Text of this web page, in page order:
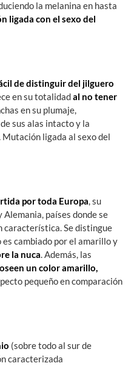
la melanina en hasta
ligada con el sexo del
de distinguir del jilguero
en su totalidadal no tener
en su plumaje,
sus alas intacto y la
Mutación ligada al sexo del
por toda Europa, su
países donde se
característica. Se distingue
cambiado por el amarillo y
la nuca. Además, las
un color amarillo,
pequeño en comparación
(sobre todo al sur de
caracterizada